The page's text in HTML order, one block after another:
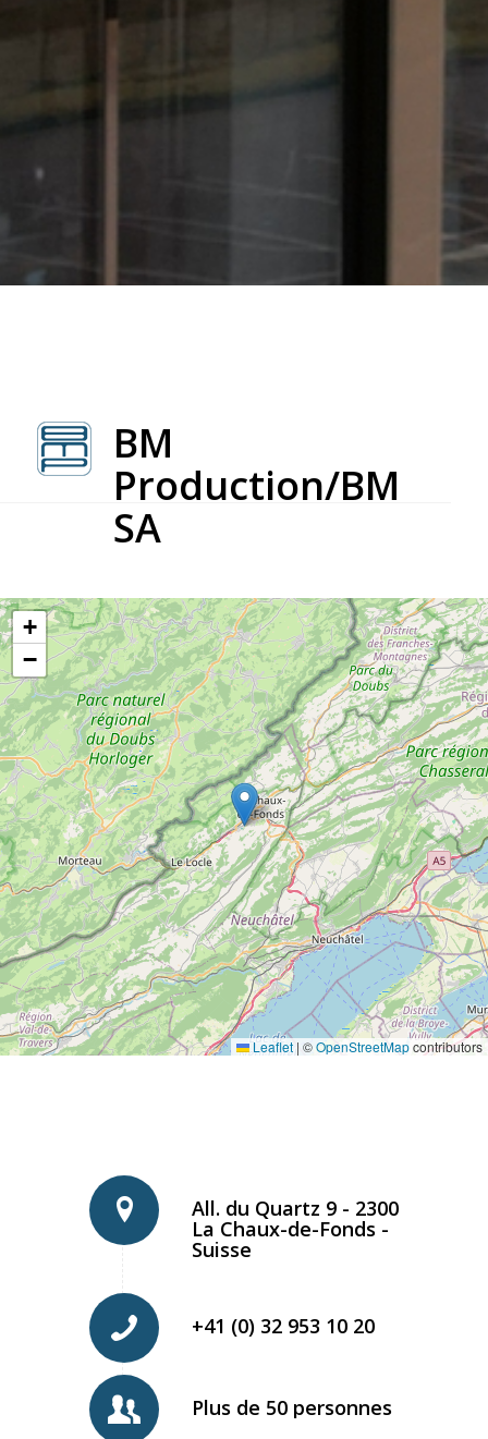
BM
Production/BM
SA
+
−
Leaflet | ©OpenStreetMapcontributors
All. du Quartz 9 - 2300
La Chaux-de-Fonds -
Suisse
+41 (0) 32 953 10 20
Plus de 50 personnes